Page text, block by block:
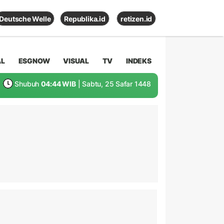
Deutsche Welle Republika.id retizen.id
ESGNOW VISUAL TV INDEKS
Shubuh 04:44 WIB | Sabtu, 25 Safar 1448